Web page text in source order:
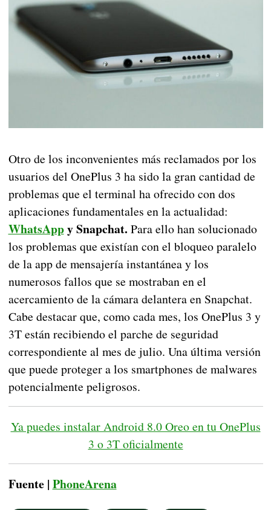
Otro de los inconvenientes más reclamados por los
usuarios del OnePlus 3 ha sido la gran cantidad de
problemas que el terminal ha ofrecido con dos
aplicaciones fundamentales en la actualidad:
WhatsAppy Snapchat. Para ello han solucionado
los problemas que existían con el bloqueo paralelo
de la app de mensajería instantánea y los
numerosos fallos que se mostraban en el
acercamiento de la cámara delantera en Snapchat.
Cabe destacar que, como cada mes, los OnePlus 3 y
3T están recibiendo el parche de seguridad
correspondiente al mes de julio. Una última versión
que puede proteger a los smartphones de malwares
potencialmente peligrosos.
Ya puedes instalar Android 8.0 Oreo en tu OnePlus
3 o 3T oficialmente
Fuente | PhoneArena